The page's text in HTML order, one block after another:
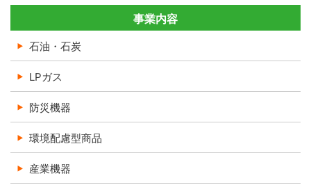
事業内容
石油・石炭
LPガス
防災機器
環境配慮型商品
産業機器